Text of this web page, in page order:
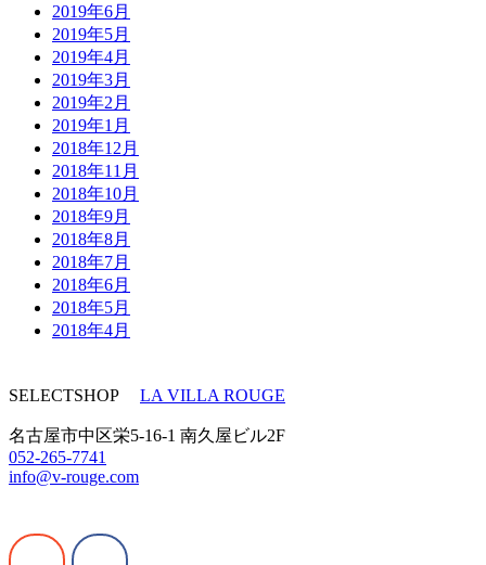
2019年6月
2019年5月
2019年4月
2019年3月
2019年2月
2019年1月
2018年12月
2018年11月
2018年10月
2018年9月
2018年8月
2018年7月
2018年6月
2018年5月
2018年4月
SELECTSHOP LA VILLA ROUGE
名古屋市中区栄5-16-1 南久屋ビル2F
052-265-7741
info@v-rouge.com